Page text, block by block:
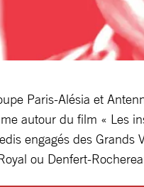
Paris-Alésia et
autour du film « Les
engagés des Grands
ou Denfert-